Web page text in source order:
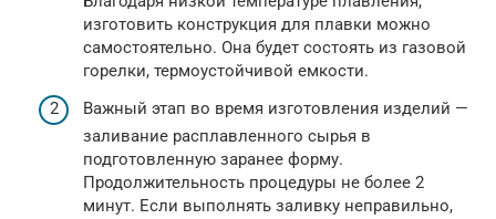
изготовить конструкция для плавки можно
самостоятельно. Она будет состоять из газовой
горелки, термоустойчивой емкости.
Важный этап во время изготовления изделий —
заливание расплавленного сырья в
подготовленную заранее форму.
Продолжительность процедуры не более 2
минут. Если выполнять заливку неправильно,